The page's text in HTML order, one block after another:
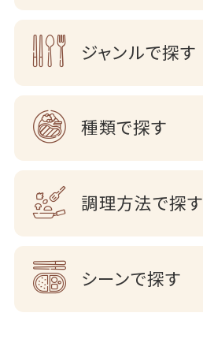
ジャンルで探す
種類で探す
調理方法で探す
シーンで探す